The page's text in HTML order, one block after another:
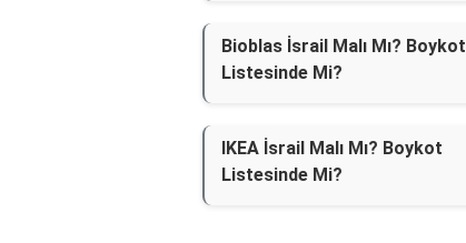
Bioblas İsrail Malı Mı? Boykot
Listesinde Mi?
IKEA İsrail Malı Mı? Boykot
Listesinde Mi?